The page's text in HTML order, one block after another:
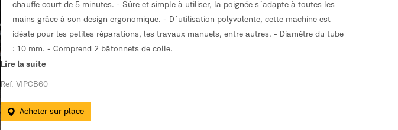
chauffe court de 5 minutes. - Sûre et simple à utiliser, la poignée s´adapte à toutes les
mains grâce à son design ergonomique. - D´utilisation polyvalente, cette machine est
idéale pour les petites réparations, les travaux manuels, entre autres. - Diamètre du tube
: 10 mm. - Comprend 2 bâtonnets de colle.
Lire la suite
Ref. VIPCB60
Acheter sur place